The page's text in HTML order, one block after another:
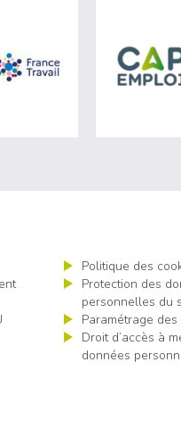
visiter les site de
Politique des
Protection des
personnelles du
Paramétrage des
Droit d’accès à
données